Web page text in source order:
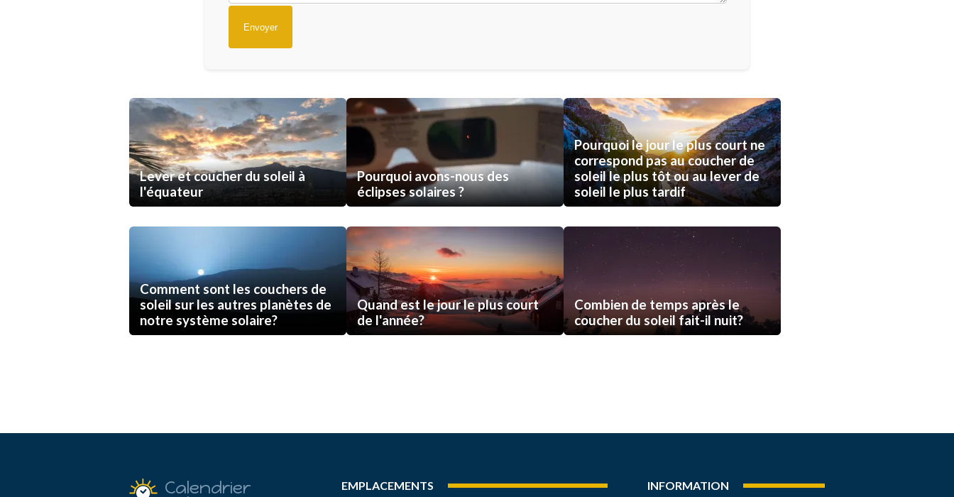
Lever et coucher du soleil à
l'équateur
Pourquoi avons-nous des
éclipses solaires ?
Pourquoi le jour le plus court ne
correspond pas au coucher de
soleil le plus tôt ou au lever de
soleil le plus tardif
Comment sont les couchers de
soleil sur les autres planètes de
notre système solaire?
Quand est le jour le plus court
de l'année?
Combien de temps après le
coucher du soleil fait-il nuit?
Calendrier EMPLACEMENTS INFORMATION